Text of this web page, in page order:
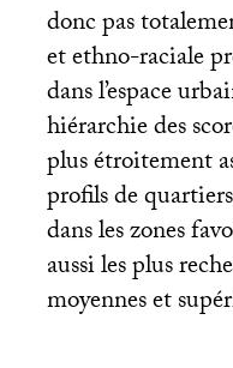
donc pas
et ethno-raciale
dans l’espace
hiérarchie des
plus étroitement
profils de
dans les zones
aussi les plus
moyennes et